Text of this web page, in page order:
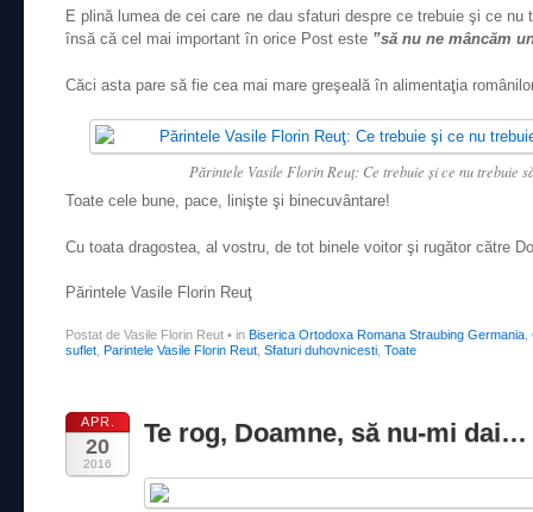
E plină lumea de cei care ne dau sfaturi despre ce trebuie şi ce
însă că cel mai important în orice Post este ”să nu ne mâncăm
Căci asta pare să fie cea mai mare greşeală în alimentaţia
Părintele Vasile Florin Reuţ: Ce trebuie şi ce nu trebuie
Toate cele bune, pace, linişte şi binecuvântare!
Cu toata dragostea, al vostru, de tot binele voitor şi rugător către
Părintele Vasile Florin Reuţ
Postat de Vasile Florin Reut • in Biserica Ortodoxa Romana Straubing Germania
suflet Parintele Vasile Florin Reut Sfaturi duhovnicesti Toate
APR.
20
2016
Te rog, Doamne, să nu-mi dai…